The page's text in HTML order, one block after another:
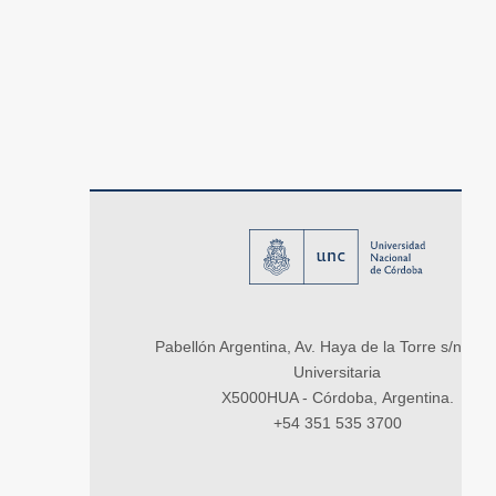
Pabellón Argentina, Av. Haya de la Torre s/n,
Universitaria
X5000HUA - Córdoba, Argentina.
+54 351 535 3700